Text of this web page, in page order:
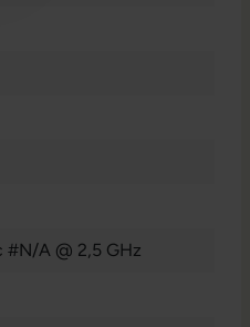
#N/A @ 2,5 GHz